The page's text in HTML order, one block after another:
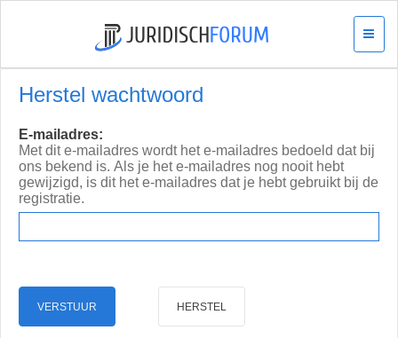
Herstel wachtwoord
E-mailadres:
Met dit e-mailadres wordt het e-mailadres bedoeld dat bij
ons bekend is. Als je het e-mailadres nog nooit hebt
gewijzigd, is dit het e-mailadres dat je hebt gebruikt bij de
registratie.